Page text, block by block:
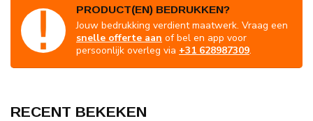
PRODUCT(EN) BEDRUKKEN?
Jouw bedrukking verdient maatwerk. Vraag een
snelle offerte aan of bel en app voor
persoonlijk overleg via +31 628987309.
RECENT BEKEKEN